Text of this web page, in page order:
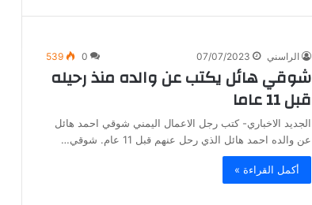
الراسني 07/07/2023
0
539
شوقي هائل يكتب عن والده منذ رحيله
قبل 11 عاما
الجديد الاخباري- كتب رجل الاعمال اليمني شوقي احمد هائل
عن والده احمد هائل الذي رحل عنهم قبل 11 عام. شوقي…
أكمل القراءة »